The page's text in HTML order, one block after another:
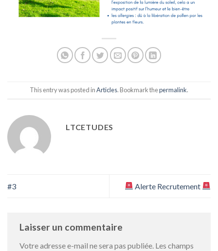
This entry was posted inArticles. Bookmark thepermalink.
LTCETUDES
#3 Alerte Recrutement
Laisser un commentaire
Votre adresse e-mail ne sera pas publiée. Les champs